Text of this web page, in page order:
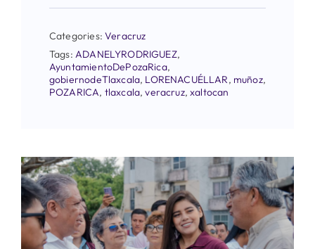
Categories:Veracruz
Tags:ADANELYRODRIGUEZ,
AyuntamientoDePozaRica,
gobiernodeTlaxcala, LORENACUÉLLAR, muñoz,
POZARICA, tlaxcala,veracruz,xaltocan